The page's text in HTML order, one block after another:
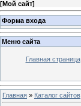
[Мой сайт]
Форма входа
Меню сайта
Главная страница
Главная » Каталог сайтов